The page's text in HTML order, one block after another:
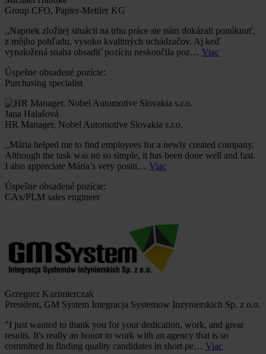
Group CFO, Papier-Mettler KG
,,Napriek zložitej situácii na trhu práce ste nám dokázali ponúknuť,
z môjho pohľadu, vysoko kvalitných uchádzačov. Aj keď
vynaložená snaha obsadiť pozíciu neskončila poz… Viac
Úspešne obsadené pozície:
Purchasing specialist
Jana Halašová
HR Manager, Nobel Automotive Slovakia s.r.o.
,,Mária helped me to find employees for a newly created company.
Although the task was no so simple, it has been done well and fast.
I also appreciate Mária’s very positi… Viac
Úspešne obsadené pozície:
CAx/PLM sales engineer
Grzegorz Kazimierczak
President, GM System Integracja Systemow Inzynierskich Sp. z o.o.
"I just wanted to thank you for your dedication, work, and great
results. It's really an honor to work with an agency that is so
committed in finding quality candidates in short pe… Viac